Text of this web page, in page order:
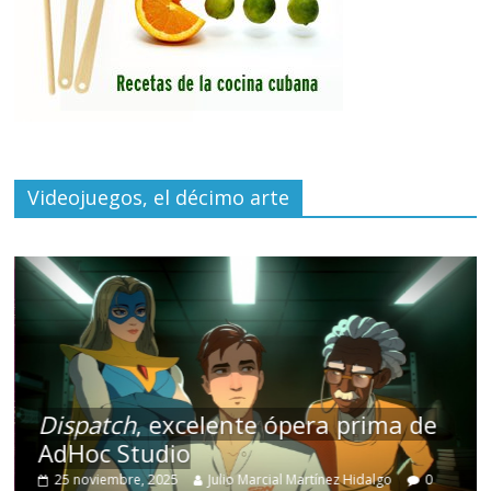
Videojuegos, el décimo arte
Dispatch, excelente ópera prima de
AdHoc Studio
25 noviembre, 2025 Julio Marcial Martínez Hidalgo 0